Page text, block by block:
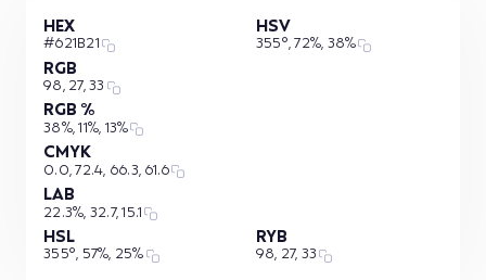
HEX
#621B21
RGB
98, 27, 33
RGB %
38%, 11%, 13%
CMYK
0.0, 72.4, 66.3, 61.6
LAB
22.3%, 32.7, 15.1
HSL
355°, 57%, 25%
HSV
355°, 72%, 38%
RYB
98, 27, 33